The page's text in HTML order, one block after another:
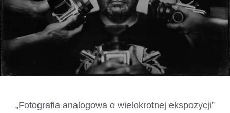
„Fotografia analogowa o wielokrotnej ekspozycji”